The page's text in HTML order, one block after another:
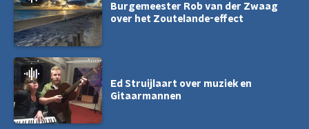
Burgemeester Rob van der Zwaag
over het Zoutelande-effect
Ed Struijlaart over muziek en
Gitaarmannen